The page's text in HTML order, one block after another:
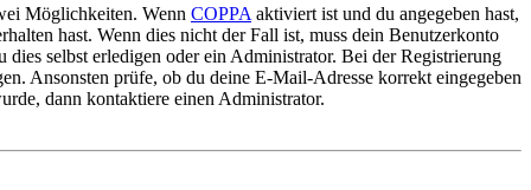
Möglichkeiten. Wenn COPPA aktiviert ist und du angegeben hast,
hast. Wenn dies nicht der Fall ist, muss dein Benutzerkonto
selbst erledigen oder ein Administrator. Bei der Registrierung
Ansonsten prüfe, ob du deine E-Mail-Adresse korrekt eingegeben
dann kontaktiere einen Administrator.